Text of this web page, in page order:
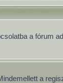
a fórum
a